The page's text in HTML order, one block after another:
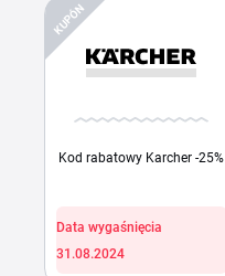
KUPÓN
Kod rabatowy Karcher -25%
Data wygaśnięcia
31.08.2024